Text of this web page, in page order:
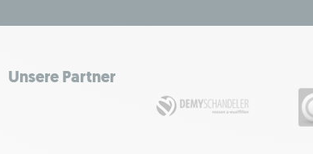
Unsere Partner